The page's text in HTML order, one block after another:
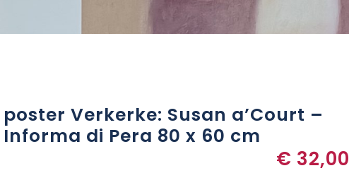
poster Verkerke: Susan a’Court –
Informa di Pera 80 x 60 cm
€ 32,00